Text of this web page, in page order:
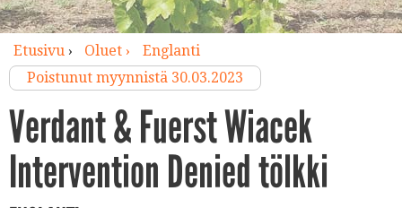
Etusivu› Oluet ›
Englanti
Poistunut myynnistä 30.03.2023
Verdant & Fuerst Wiacek
Intervention Denied tölkki